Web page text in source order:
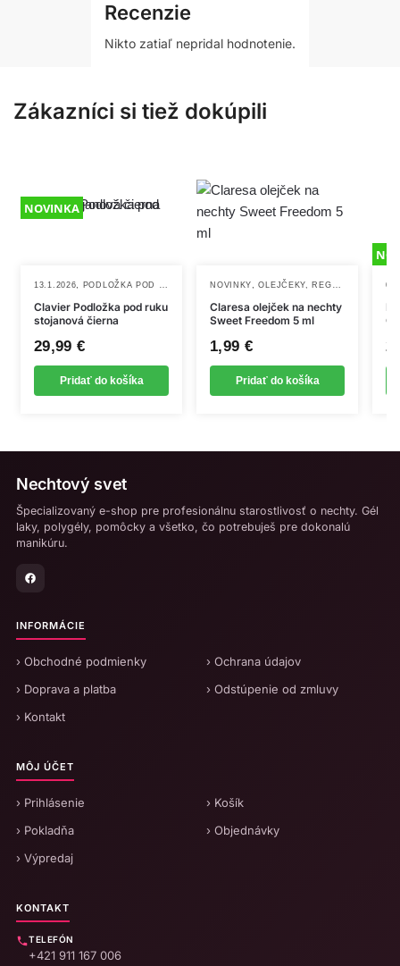
Recenzie
Nikto zatiaľ nepridal hodnotenie.
Zákazníci si tiež dokúpili
NOVINKA
13.1.2026 PODLOŽKA POD RUKU
Clavier Podložka pod ruku
stojanová čierna
29,99 €
Pridať do košíka
NOVINKY ,OLEJČEKY, REGENERÁCIA NECHTOV
Claresa olejček na nechty
Sweet Freedom 5 ml
1,99 €
Pridať do košíka
Nechtový svet
Špecializovaný e-shop pre profesionálnu starostlivosť o nechty. Gél
laky, polygély, pomôcky a všetko, čo potrebuješ pre dokonalú
manikúru.
INFORMÁCIE
› Obchodné podmienky
› Ochrana údajov
› Doprava a platba
› Odstúpenie od zmluvy
› Kontakt
MÔJ ÚČET
› Prihlásenie
› Košík
› Pokladňa
› Objednávky
› Výpredaj
KONTAKT
TELEFÓN
+421 911 167 006